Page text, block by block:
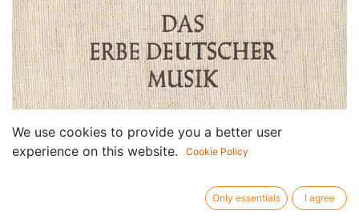
We use cookies to provide you a better user
experience on this website.
Cookie Policy
Only essentials I agree